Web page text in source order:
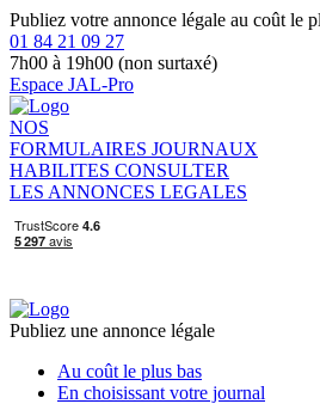
Publiez votre annonce légale au coût le
01 84 21 09 27
7h00 à 19h00 (non surtaxé)
Espace JAL-Pro
NOS
FORMULAIRES JOURNAUX
HABILITES CONSULTER
LES ANNONCES LEGALES
Publiez une annonce légale
Au coût le plus bas
En choisissant votre journal